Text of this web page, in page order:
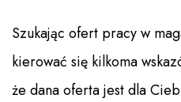
Szukając ofert pracy w
kierować się kilkoma
że dana oferta jest dla